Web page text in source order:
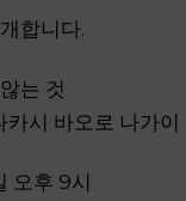
합니다.
는 것
카시 바오로 나가이
오후 9시